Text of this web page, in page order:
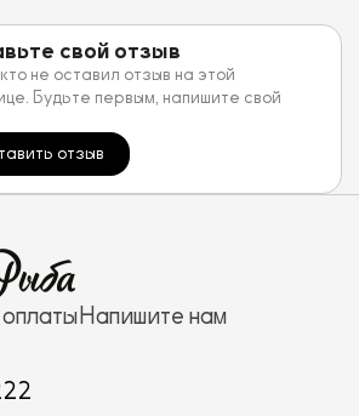
свой отзыв
не оставил отзыв на этой
Будьте первым, напишите свой
отзыв
Напишите нам